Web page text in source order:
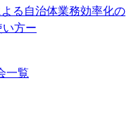
る自治体業務効率化の
方ー
一覧